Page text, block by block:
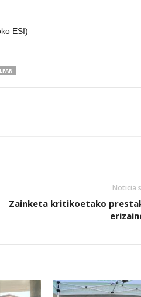
ESI)
Noticia
Zainketa kritikoetako